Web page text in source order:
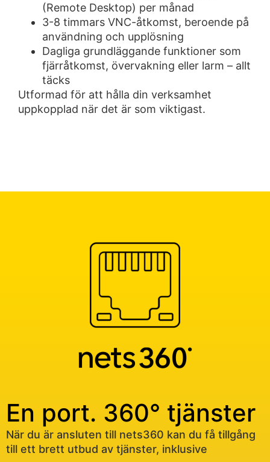
(Remote Desktop) per månad
3-8 timmars VNC-åtkomst, beroende på
användning och upplösning
Dagliga grundläggande funktioner som
fjärråtkomst, övervakning eller larm – allt
täcks
Utformad för att hålla din verksamhet
uppkopplad när det är som viktigast.
En port. 360° tjänster
När du är ansluten till nets360 kan du få tillgång
till ett brett utbud av tjänster, inklusive